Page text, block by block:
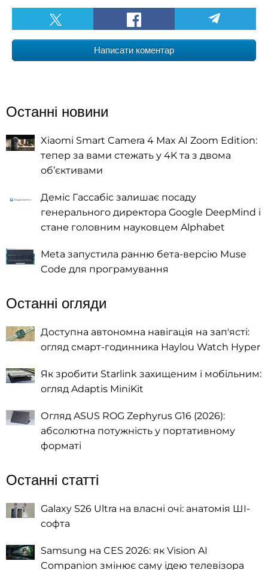
Написати коментар
Останні новини
Xiaomi Smart Camera 4 Max AI Zoom Edition:
тепер за вами стежать у 4K та з двома
об’єктивами
Деміс Гассабіс залишає посаду
генерального директора Google DeepMind і
стане головним науковцем Alphabet
Meta запустила ранню бета-версію Muse
Code для програмування
Останні огляди
Доступна автономна навігація на зап'ясті:
огляд смарт-годинника Haylou Watch Hyper
Як зробити Starlink захищеним і мобільним:
огляд Adaptis MiniKit
Огляд ASUS ROG Zephyrus G16 (2026):
абсолютна потужність у портативному
форматі
Останні статті
Galaxy S26 Ultra на власні очі: анатомія ШІ-
софта
Samsung на CES 2026: як Vision AI
Companion змінює саму ідею телевізора